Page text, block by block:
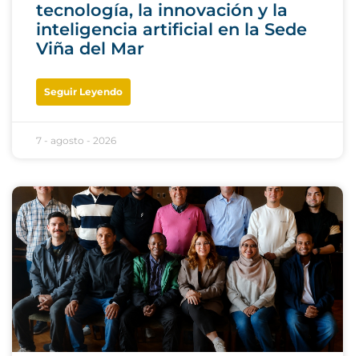
tecnología, la innovación y la
inteligencia artificial en la Sede
Viña del Mar
Seguir Leyendo
7 - agosto - 2026